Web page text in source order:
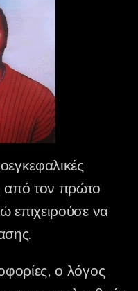
από τον πρώτο
επιχειρούσε να
ο λόγος